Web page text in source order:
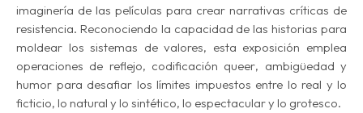
imaginería de las películas para crear narrativas críticas de
resistencia. Reconociendo la capacidad de las historias para
moldear los sistemas de valores, esta exposición emplea
operaciones de reflejo, codificación queer, ambigüedad y
humor para desafiar los límites impuestos entre lo real y lo
ficticio, lo natural y lo sintético, lo espectacular y lo grotesco.